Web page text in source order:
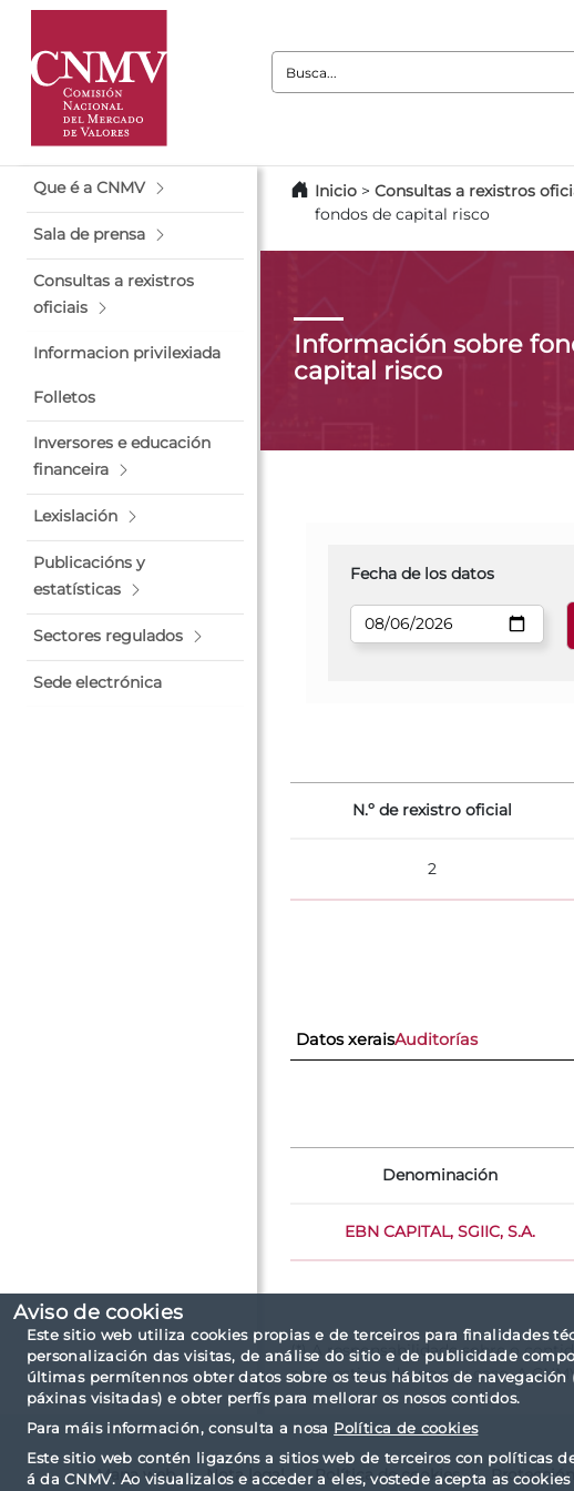
Aviso de cookies
Este sitio web utiliza cookies propias e de terceiros para finalidades
personalización das visitas, de análise do sitio e de publicidade
últimas permítennos obter datos sobre os teus hábitos de navegación
páxinas visitadas) e obter perfís para mellorar os nosos contidos.
Para máis información, consulta a nosa Política de cookies
Este sitio web contén ligazóns a sitios web de terceiros con políticas
á da CNMV. Ao visualizalos e acceder a eles, vostede acepta as
Busca:
Que é a CNMV
Sala de prensa
Consultas a rexistros
oficiais
Informacion privilexiada
Folletos
Inversores e educación
financeira
Lexislación
Publicacións y
estatísticas
Sectores regulados
Sede electrónica
Inicio > Consultas a rexistros
fondos de capital risco
Información sobre
capital risco
Fecha de los datos
N.º de rexistro oficial
2
Datos xeraisAuditorías
Denominación
EBN CAPITAL, SGIIC, S.A.
(*) A responsabilidade sobre o
autoxestionado, no seu caso. A
Mapa web Nota legal Política de cookies